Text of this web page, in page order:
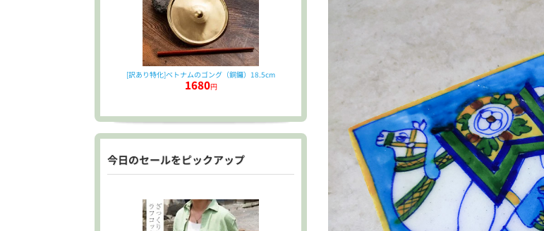
[訳あり特化]ベトナムのゴング（銅鑼）18.5cm
1680円
今日のセールをピックアップ